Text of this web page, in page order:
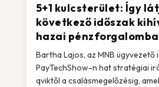
5+1 kulcsterület: Így
következő időszak
hazai
Bartha Lajos, az MNB ügyvezető
PayTechShow-n hat stratégiai
qviktől a csalásmegelőzésig,